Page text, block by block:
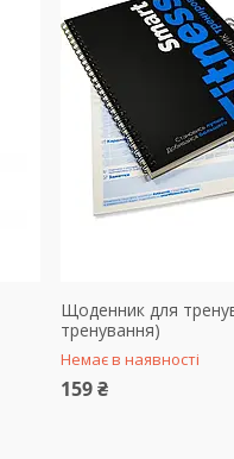
Щоденник для
тренування)
Немає в наявності
159 ₴